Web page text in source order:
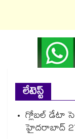
లేటెస్ట్
గ్లోబల్ డేటా
హైదరాబాద్